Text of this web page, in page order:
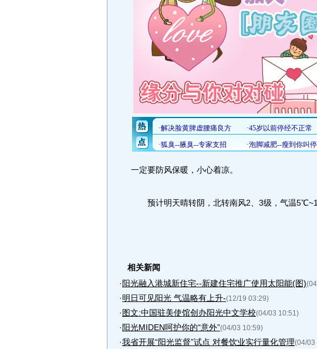
一定要防风保暖，小心着凉。
预计明天晴转阴，北转南风2、3级，气温
相关新闻
·阳光融入港城新住宅--新建住宅推广使用太阳能(图)
·明日可见阳光 气温略有上升-(12/19 03:29)
·图文:中国驻美使馆创办阳光中文学校(04/03 10:51)
·阳光MIDEN呵护你的“意外”(04/03 10:59)
·我省开展“阳光监督”试点 对餐饮业实行量化管理(04/03